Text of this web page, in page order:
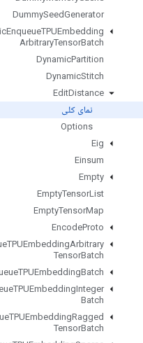
DummySeedGenerator
EnqueueTPUEmbedding
ArbitraryTensorBatch
DynamicPartition
DynamicStitch
EditDistance
نمای کلی
Options
Eig
Einsum
Empty
EmptyTensorList
EmptyTensorMap
EncodeProto
TPUEmbeddingArbitrary
TensorBatch
TPUEmbeddingBatch
TPUEmbeddingInteger
Batch
TPUEmbeddingRagged
TensorBatch